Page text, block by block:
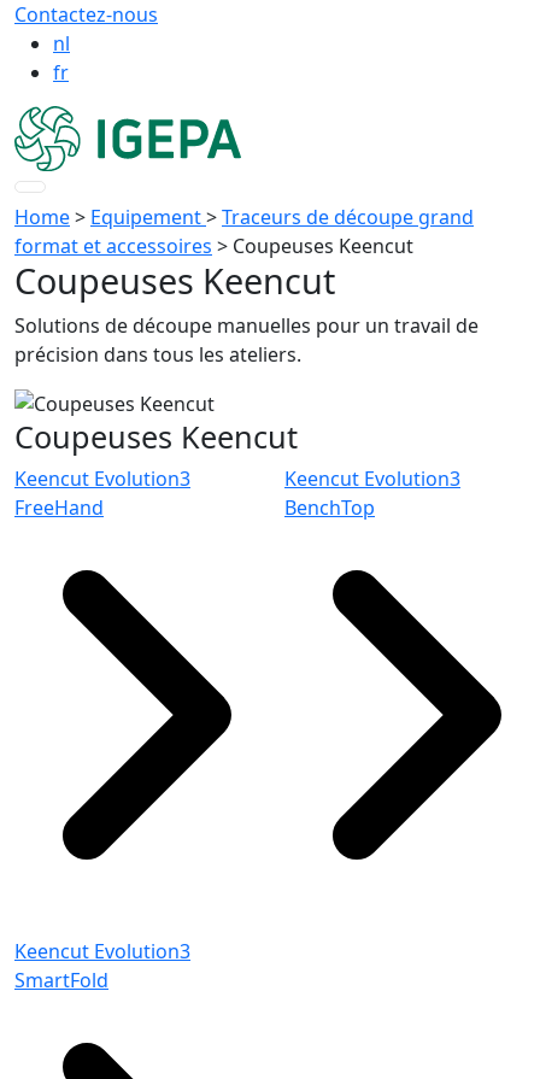
Contactez-nous
nl
fr
Home> Equipement>Traceurs de découpe grand
format et accessoires > Coupeuses Keencut
Coupeuses Keencut
Solutions de découpe manuelles pour un travail de
précision dans tous les ateliers.
Coupeuses Keencut
Keencut Evolution3
FreeHand
Keencut Evolution3
BenchTop
Keencut Evolution3
SmartFold